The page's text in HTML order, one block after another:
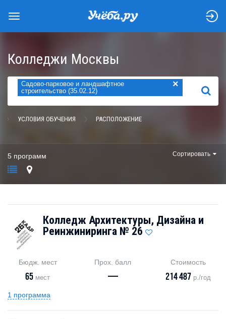
Колледжи Москвы
Садово-парковое и ландшафтное
строительство (35.02.12)
×
НАЙТИ
УСЛОВИЯ ОБУЧЕНИЯ РАСПОЛОЖЕНИЕ
5 программ Сортировать
Колледж Архитектуры, Дизайна и
Реинжиниринга № 26
Бюдж. мест
65 мест
Прох. балл
—
Стоимость
214 487 р./год
1 программа